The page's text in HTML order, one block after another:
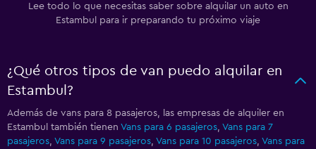
Lee todo lo que necesitas saber sobre alquilar un auto en
Estambul para ir preparando tu próximo viaje
¿Qué otros tipos de van puedo alquilar en
Estambul?
Además de vans para 8 pasajeros, las empresas de alquiler en
Estambul también tienen Vans para 6 pasajeros Vans para 7
pasajeros Vans para 9 pasajeros Vans para 10 pasajeros Vans para